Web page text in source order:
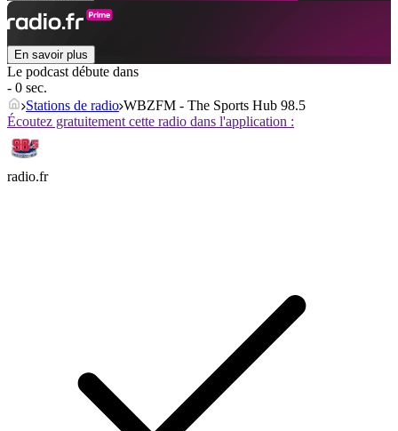
En savoir plus
Le podcast débute dans
- 0 sec.
Stations de radio WBZFM - The Sports Hub 98.5
Écoutez gratuitement cette radio dans l'application :
radio.fr